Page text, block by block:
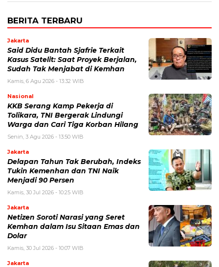
BERITA TERBARU
Jakarta
Said Didu Bantah Sjafrie Terkait
Kasus Satelit: Saat Proyek Berjalan,
Sudah Tak Menjabat di Kemhan
Kamis, 6 Agu 2026 - 13:32 WIB
Nasional
KKB Serang Kamp Pekerja di
Tolikara, TNI Bergerak Lindungi
Warga dan Cari Tiga Korban Hilang
Senin, 3 Agu 2026 - 13:50 WIB
Jakarta
Delapan Tahun Tak Berubah, Indeks
Tukin Kemenhan dan TNI Naik
Menjadi 90 Persen
Kamis, 30 Jul 2026 - 10:25 WIB
Jakarta
Netizen Soroti Narasi yang Seret
Kemhan dalam Isu Sitaan Emas dan
Dolar
Kamis, 30 Jul 2026 - 10:07 WIB
Jakarta